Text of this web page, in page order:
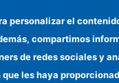
personalizar el
compartimos
de redes sociales y
les haya